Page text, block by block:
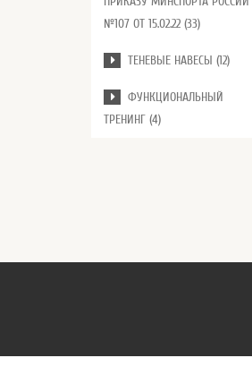
№107 ОТ 15.02.22 (33)
ТЕНЕВЫЕ НАВЕСЫ (12)
ФУНКЦИОНАЛЬНЫЙ
ТРЕНИНГ (4)